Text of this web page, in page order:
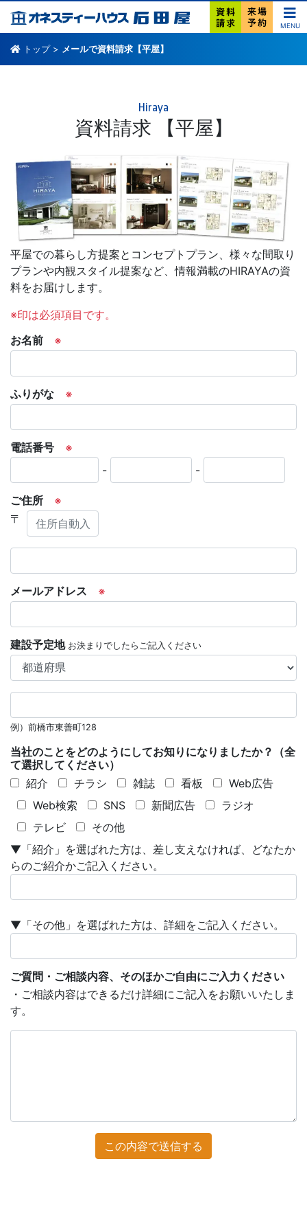
MENU
トップ> メールで資料請求【平屋】
Hiraya
資料請求 【平屋】
平屋での暮らし方提案とコンセプトプラン、様々な間取り
プランや内観スタイル提案など、情報満載のHIRAYAの資
料をお届けします。
※印は必須項目です。
お名前
※
ふりがな ※
電話番号 ※
- -
ご住所 ※
〒
メールアドレス ※
建設予定地 お決まりでしたらご記入ください
例）前橋市東善町128
当社のことをどのようにしてお知りになりましたか？
（全
て選択してください）
紹介
チラシ 雑誌 看板
Web広告
Web検索
SNS 新聞広告
ラジオ
テレビ
その他
▼「紹介」を選ばれた方は、差し支えなければ、どなたか
らのご紹介かご記入ください。
▼「その他」を選ばれた方は、詳細をご記入ください。
ご質問・ご相談内容、そのほかご自由にご入力ください
・ご相談内容はできるだけ詳細にご記入をお願いいたしま
す。
この内容で送信する